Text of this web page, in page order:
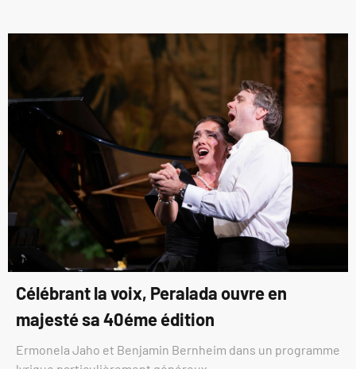
Célébrant la voix, Peralada ouvre en
majesté sa 40éme édition
Ermonela Jaho et Benjamin Bernheim dans un programme